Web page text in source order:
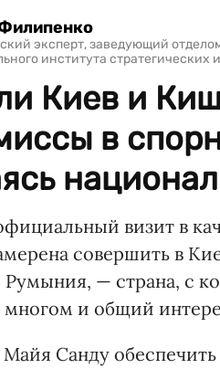
эксперт, заведующий
института стратегических
Киев и
в
визит в
совершить в
Румыния, — страна, с
многом и общий
Санду